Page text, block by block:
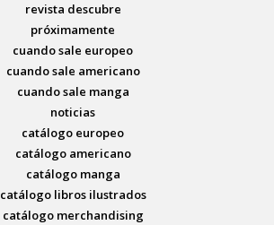
revista descubre
próximamente
cuando sale europeo
cuando sale americano
cuando sale manga
noticias
catálogo europeo
catálogo americano
catálogo manga
catálogo libros ilustrados
catálogo merchandising